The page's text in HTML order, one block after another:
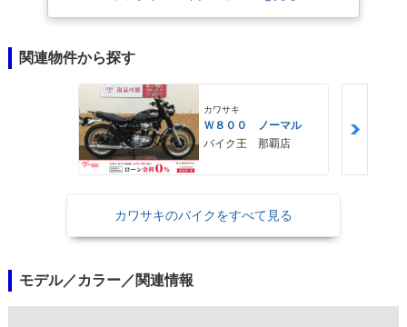
関連物件から探す
カワサキ
Ｗ８００ ノーマル
バイク王 那覇店
カワサキのバイクをすべて見る
モデル／カラー／関連情報